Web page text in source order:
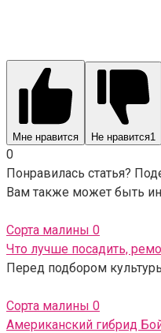
Мне нравится Не нравится1
0
Понравилась статья?
Вам также может быть
Сорта малины 0
Что лучше посадить,
Перед подбором
Сорта малины 0
Американский гибрид